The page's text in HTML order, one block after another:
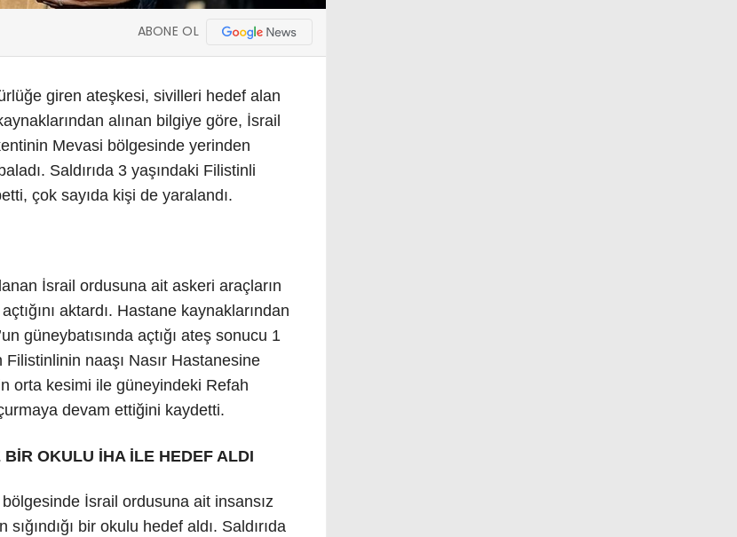
ABONE OL
giren ateşkesi, sivilleri hedef alan
alınan bilgiye göre, İsrail
Mevasi bölgesinde yerinden
Saldırıda 3 yaşındaki Filistinli
çok sayıda kişi de yaralandı.
İsrail ordusuna ait askeri araçların
aktardı. Hastane kaynaklarından
güneybatısında açtığı ateş sonucu 1
Filistinlinin naaşı Nasır Hastanesine
orta kesimi ile güneyindeki Refah
devam ettiğini kaydetti.
OKULU İHA İLE HEDEF ALDI
İsrail ordusuna ait insansız
bir okulu hedef aldı. Saldırıda